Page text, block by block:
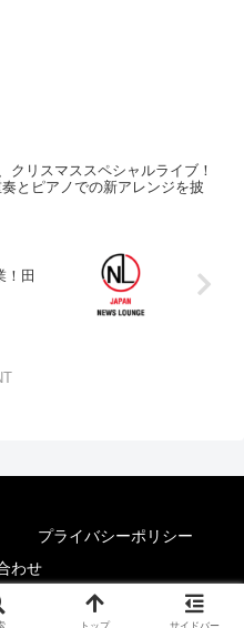
クリスマススペシャルライブ！
とピアノでの新アレンジを披
！田
プライバシーポリシー
わせ
Lounge.
トップ サイドバー